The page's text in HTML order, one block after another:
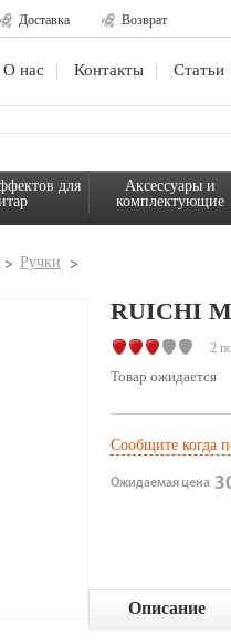
Доставка Возврат
О нас Контакты Статьи
для
Аксессуары и
комплектующие
Ручки
RUICHI
2
Товар ожидается
Сообщите когда
Ожидаемая цена
Описание